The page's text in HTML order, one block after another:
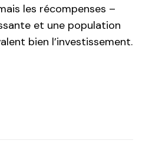
les récompenses –
et une population
bien l’investissement.